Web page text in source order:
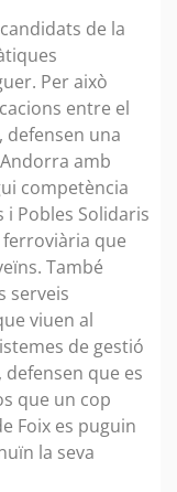
de la
Per això
entre el
defensen una
amb
competència
i Pobles Solidaris
que
També
serveis
viuen al
de gestió
que es
que un cop
Foix es puguin
la seva